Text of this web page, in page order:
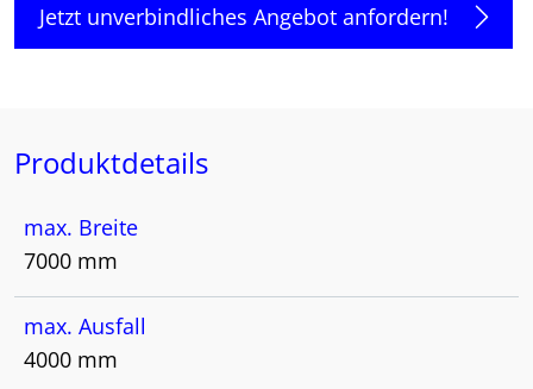
Jetzt unverbindliches Angebot anfordern!
Produktdetails
max. Breite
7000 mm
max. Ausfall
4000 mm